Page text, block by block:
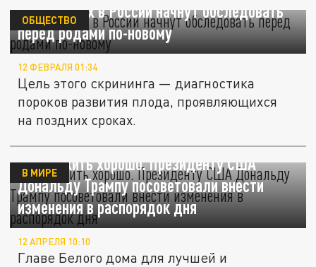
Беременных в России начнут обследовать
перед родами по-новому
ОБЩЕСТВО
12 ФЕВРАЛЯ 01:34
Цель этого скрининга — диагностика
пороков развития плода, проявляющихся
на поздних сроках.
Чтобы жить хорошо. Президенту США
Дональду Трампу посоветовали внести
изменения в распорядок дня
В МИРЕ
12 АПРЕЛЯ 10:10
Главе Белого дома для лучшей и